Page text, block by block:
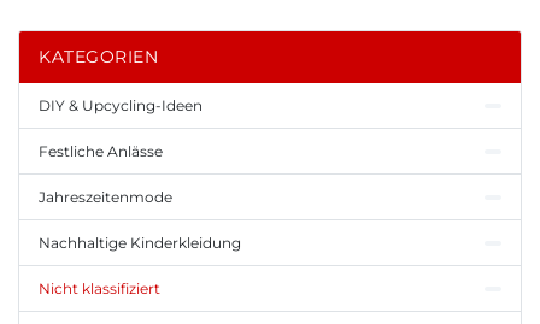
KATEGORIEN
DIY & Upcycling-Ideen
Festliche Anlässe
Jahreszeitenmode
Nachhaltige Kinderkleidung
Nicht klassifiziert